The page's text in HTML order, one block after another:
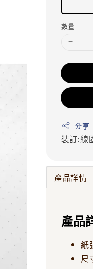
數量
分享
裝訂:線
產品詳情
產品
紙
尺